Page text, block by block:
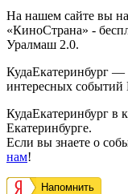
На нашем сайте вы
«КиноСтрана» -
Уралмаш 2.0.
КудаЕкатеринбург —
интересных событий
КудаЕкатеринбург в
Екатеринбурге.
Если вы знаете о
нам!
Напомнить